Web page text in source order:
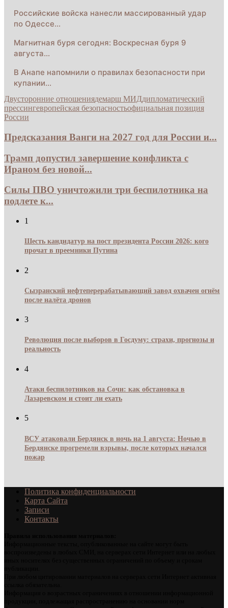
Российские войска нанесли массированный удар
по Одессе…
Магнитная буря сегодня: Воскресная буря 9
августа…
В Анапе напомнили о правилах безопасности при
купании…
Двусторонние отношениядемарш МИДдипломатический
прессингевропейская безопасностьофициальная позиция
России
Предсказания Ванги на 2027 год для России и...
Трамп допустил завершение конфликта с
Ираном без новой...
Силы ПВО уничтожили три беспилотника на
подлете к...
1
Шесть кандидатур на пост президента России 2026: кого
прочат в преемники Путина
2
Сызранский нефтеперерабатывающий завод охвачен огнём
после налёта дронов
3
Революция после выборов в Госдуму: страхи, прогнозы и
реальность
4
Атаки беспилотников на Сочи: как обстановка в
Лазаревском и стоит ли ехать
5
ВСУ атаковали Бердянск в ночь на 1 августа: Ночью в
Бердянске прогремели взрывы, после которых начался
пожар
Политика конфиденциальности
Карта Сайта
Записи
Контакты